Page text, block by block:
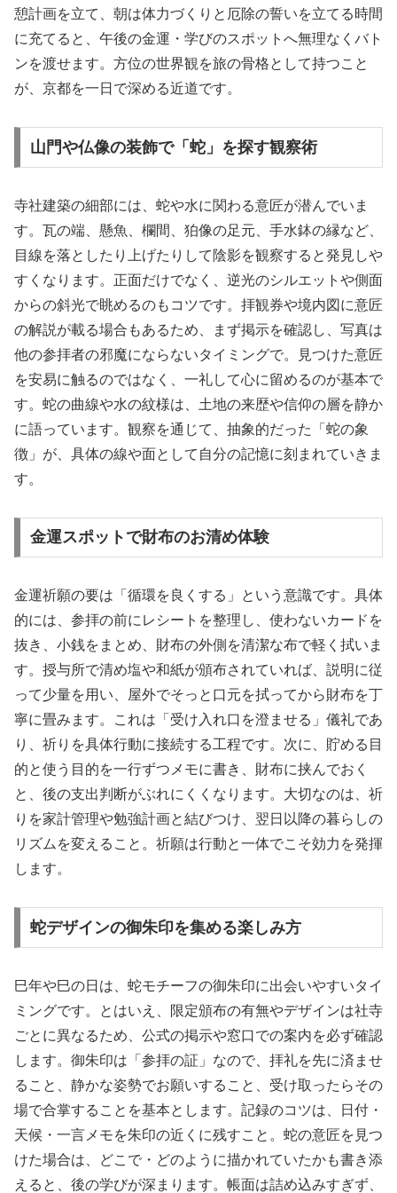
憩計画を立て、朝は体力づくりと厄除の誓いを立てる時間
に充てると、午後の金運・学びのスポットへ無理なくバト
ンを渡せます。方位の世界観を旅の骨格として持つこと
が、京都を一日で深める近道です。
山門や仏像の装飾で「蛇」を探す観察術
寺社建築の細部には、蛇や水に関わる意匠が潜んでいま
す。瓦の端、懸魚、欄間、狛像の足元、手水鉢の縁など、
目線を落としたり上げたりして陰影を観察すると発見しや
すくなります。正面だけでなく、逆光のシルエットや側面
からの斜光で眺めるのもコツです。拝観券や境内図に意匠
の解説が載る場合もあるため、まず掲示を確認し、写真は
他の参拝者の邪魔にならないタイミングで。見つけた意匠
を安易に触るのではなく、一礼して心に留めるのが基本で
す。蛇の曲線や水の紋様は、土地の来歴や信仰の層を静か
に語っています。観察を通じて、抽象的だった「蛇の象
徴」が、具体の線や面として自分の記憶に刻まれていきま
す。
金運スポットで財布のお清め体験
金運祈願の要は「循環を良くする」という意識です。具体
的には、参拝の前にレシートを整理し、使わないカードを
抜き、小銭をまとめ、財布の外側を清潔な布で軽く拭いま
す。授与所で清め塩や和紙が頒布されていれば、説明に従
って少量を用い、屋外でそっと口元を拭ってから財布を丁
寧に畳みます。これは「受け入れ口を澄ませる」儀礼であ
り、祈りを具体行動に接続する工程です。次に、貯める目
的と使う目的を一行ずつメモに書き、財布に挟んでおく
と、後の支出判断がぶれにくくなります。大切なのは、祈
りを家計管理や勉強計画と結びつけ、翌日以降の暮らしの
リズムを変えること。祈願は行動と一体でこそ効力を発揮
します。
蛇デザインの御朱印を集める楽しみ方
巳年や巳の日は、蛇モチーフの御朱印に出会いやすいタイ
ミングです。とはいえ、限定頒布の有無やデザインは社寺
ごとに異なるため、公式の掲示や窓口での案内を必ず確認
します。御朱印は「参拝の証」なので、拝礼を先に済ませ
ること、静かな姿勢でお願いすること、受け取ったらその
場で合掌することを基本とします。記録のコツは、日付・
天候・一言メモを朱印の近くに残すこと。蛇の意匠を見つ
けた場合は、どこで・どのように描かれていたかも書き添
えると、後の学びが深まります。帳面は詰め込みすぎず、